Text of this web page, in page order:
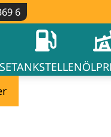
6
TANKSTELLEN